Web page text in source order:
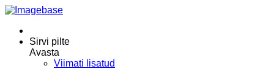
Sirvi pilte
Avasta
Viimati lisatud